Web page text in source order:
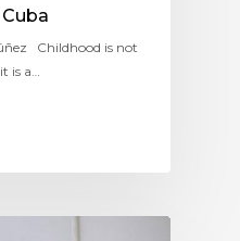
Childhood is not
is a…